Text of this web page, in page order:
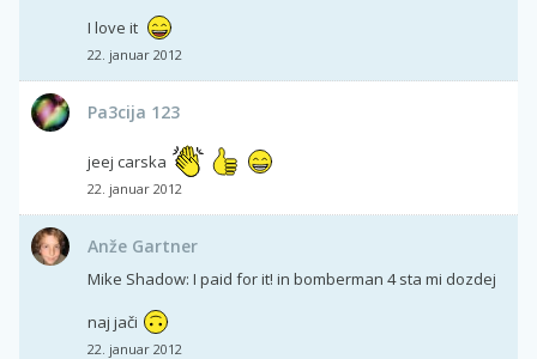
I love it
22. januar 2012
Pa3cija 123
jeej carska
22. januar 2012
Anže Gartner
Mike Shadow: I paid for it! in bomberman 4 sta mi dozdej
naj jači
22. januar 2012